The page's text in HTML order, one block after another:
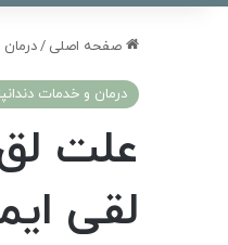
صفحه اصلی /
درمان‌ و خدمات
علت
لقی